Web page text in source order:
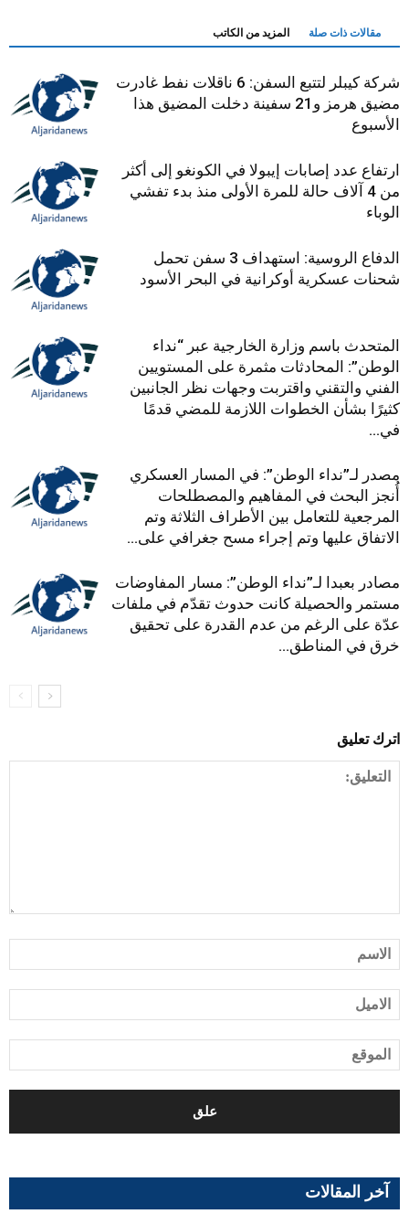
مقالات ذات صلة المزيد من الكاتب
شركة كيبلر لتتبع السفن: 6 ناقلات نفط غادرت
مضيق هرمز و21 سفينة دخلت المضيق هذا
الأسبوع
ارتفاع عدد إصابات إيبولا في الكونغو إلى أكثر
من 4 آلاف حالة للمرة الأولى منذ بدء تفشي
الوباء
الدفاع الروسية: استهداف 3 سفن تحمل
شحنات عسكرية أوكرانية في البحر الأسود
المتحدث باسم وزارة الخارجية عبر “نداء
الوطن”: المحادثات مثمرة على المستويين
الفني والتقني واقتربت وجهات نظر الجانبين
كثيرًا بشأن الخطوات اللازمة للمضي قدمًا
في...
مصدر لـ”نداء الوطن”: في المسار العسكري
أُنجز البحث في المفاهيم والمصطلحات
المرجعية للتعامل بين الأطراف الثلاثة وتم
الاتفاق عليها وتم إجراء مسح جغرافي على...
مصادر بعبدا لـ”نداء الوطن”: مسار المفاوضات
مستمر والحصيلة كانت حدوث تقدّم في ملفات
عدّة على الرغم من عدم القدرة على تحقيق
خرق في المناطق...
اترك تعليق
آخر المقالات